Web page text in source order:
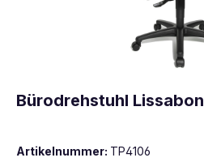
Bürodrehstuhl Lissabon
Artikelnummer: TP4106